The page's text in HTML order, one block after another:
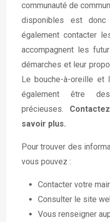
communauté de
disponibles est donc
également contacter
accompagnent les
démarches et leur
Le bouche-à-oreille et
également être
précieuses.
savoir plus.
Pour trouver des
vous pouvez :
Contacter votre
Consulter le site
Vous renseigner